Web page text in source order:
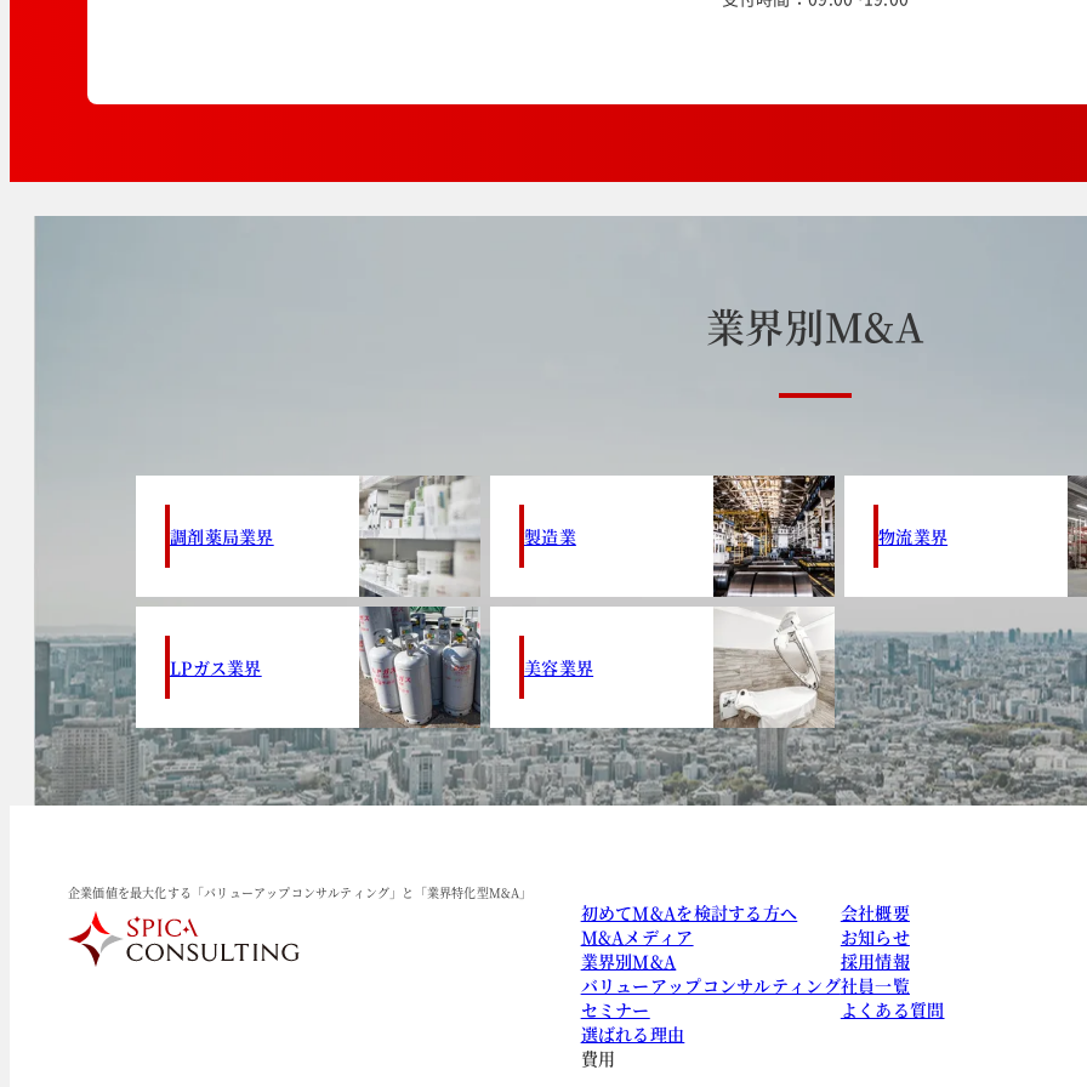
業界別M&A
調剤薬局業界 製造業 物流業界
LPガス業界 美容業界
企業価値を最大化する「バリューアップコンサルティング」と「業界特化型M&A」
初めてM&Aを検討する方へ
M&Aメディア
業界別M&A
バリューアップコンサルティング
セミナー
選ばれる理由
費用
会社概要
お知らせ
採用情報
社員一覧
よくある質問